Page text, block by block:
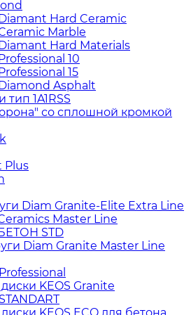
Hard Ceramic
Marble
Hard Materials
10
15
Asphalt
1A1RSS
со сплошной кромкой
Plus
Diam Granite-Elite Extra Line
Master Line
STD
Diam Granite Master Line
KEOS Granite